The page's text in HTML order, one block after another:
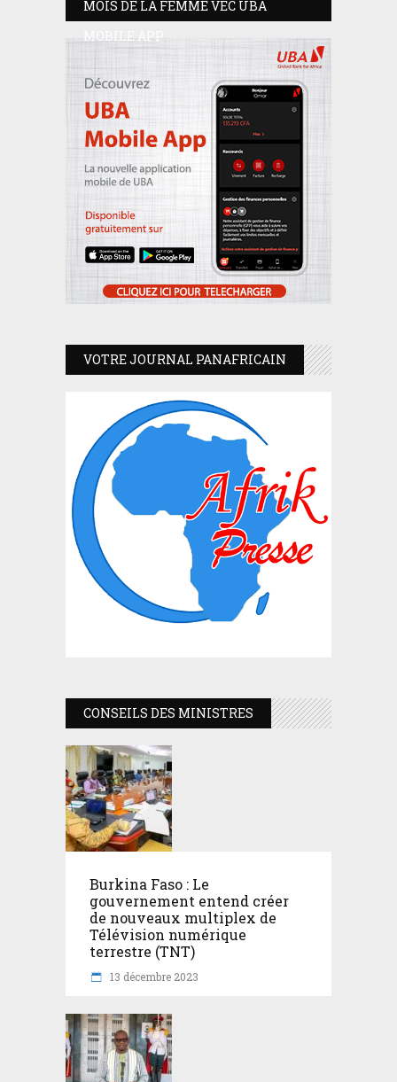
MOIS DE LA FEMME VEC UBA
MOBILE APP
VOTRE JOURNAL PANAFRICAIN
CONSEILS DES MINISTRES
Burkina Faso : Le
gouvernement entend créer
de nouveaux multiplex de
Télévision numérique
terrestre (TNT)
13 décembre 2023